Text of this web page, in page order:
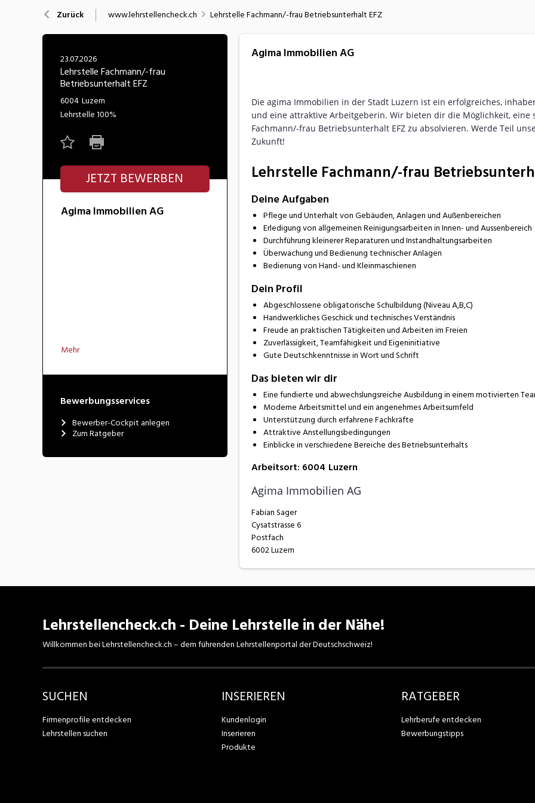
Nahrung
Wirtschaft/Verwaltung
Zurück www.lehrstellencheck.ch Lehrstelle Fachmann/-frau Betriebsunterhalt EFZ
23.07.2026
Lehrstelle Fachmann/-frau
Betriebsunterhalt EFZ
6004 Luzern
Lehrstelle100%
JETZT BEWERBEN
Agima Immobilien AG
Mehr
Bewerbungsservices
Bewerber-Cockpit anlegen
Zum Ratgeber
Agima Immobilien AG
Die agima Immobilien in der Stadt Luzern ist ein erfolgreiches,
und eine attraktive Arbeitgeberin. Wir bieten dir die Möglichkeit,
Fachmann/-frau Betriebsunterhalt EFZ zu absolvieren. Werde Teil
Zukunft!
Lehrstelle Fachmann/-frau
Deine Aufgaben
Pflege und Unterhalt von Gebäuden, Anlagen und Außenbereichen
Erledigung von allgemeinen Reinigungsarbeiten in Innen- und Aussenbereich
Durchführung kleinerer Reparaturen und Instandhaltungsarbeiten
Überwachung und Bedienung technischer Anlagen
Bedienung von Hand- und Kleinmaschienen
Dein Profil
Abgeschlossene obligatorische Schulbildung (Niveau A,B,C)
Handwerkliches Geschick und technisches Verständnis
Freude an praktischen Tätigkeiten und Arbeiten im Freien
Zuverlässigkeit, Teamfähigkeit und Eigeninitiative
Gute Deutschkenntnisse in Wort und Schrift
Das bieten wir dir
Eine fundierte und abwechslungsreiche Ausbildung in einem motivierten
Moderne Arbeitsmittel und ein angenehmes Arbeitsumfeld
Unterstützung durch erfahrene Fachkräfte
Attraktive Anstellungsbedingungen
Einblicke in verschiedene Bereiche des Betriebsunterhalts
Arbeitsort: 6004 Luzern
Agima Immobilien AG
Fabian Sager
Cysatstrasse 6
Postfach
6002 Luzern
Lehrstellencheck.ch - Deine Lehrstelle in der Nähe!
Willkommen bei Lehrstellencheck.ch – dem führenden Lehrstellenportal der Deutschschweiz!
SUCHEN
Firmenprofile entdecken
Lehrstellen suchen
INSERIEREN
Kundenlogin
Inserieren
Produkte
RATGEBER
Lehrberufe entdecken
Bewerbungstipps